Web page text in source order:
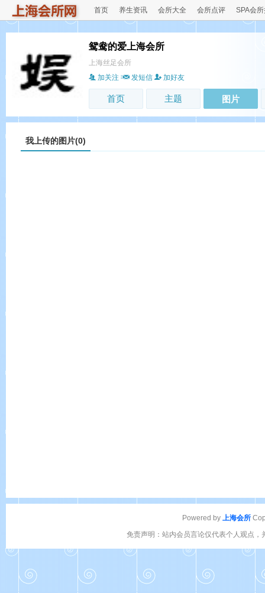
首页 养生资讯 会所大全 会所点评 SPA会
鸳鸯的爱上海会所
上海丝足会所
加关注
发短信 加好友
首页 主题 图片
我上传的图片(0)
Powered by 上海会所
免责声明：站内会员言论仅代表个人观点